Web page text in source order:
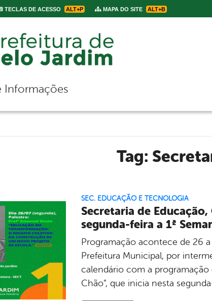
TECLAS DE ACESSO ALT+P MAPA DO SITE ALT+B
de navegação
Informações
Tag:
SEC. EDUCAÇÃO E TECNOLOGIA
Secretaria de
segunda-feira a 1ª
Programação acontece de 26
Prefeitura Municipal, por
calendário com a programação
Chão”, que inicia nesta